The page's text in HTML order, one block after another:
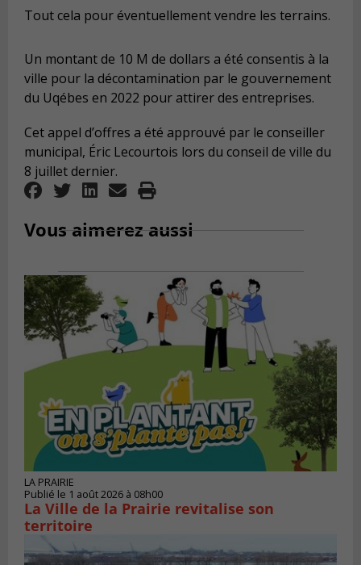
Tout cela pour éventuellement vendre les terrains.
Un montant de 10 M de dollars a été consentis à la
ville pour la décontamination par le gouvernement
du Uqébes en 2022 pour attirer des entreprises.
Cet appel d’offres a été approuvé par le conseiller
municipal, Éric Lecourtois lors du conseil de ville du
8 juillet dernier.
Vous aimerez aussi
LA PRAIRIE
Publié le 1 août 2026 à 08h00
La Ville de la Prairie revitalise son
territoire